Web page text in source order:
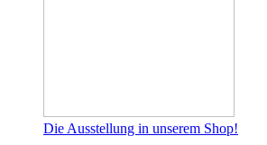
Die Ausstellung in unserem Shop!